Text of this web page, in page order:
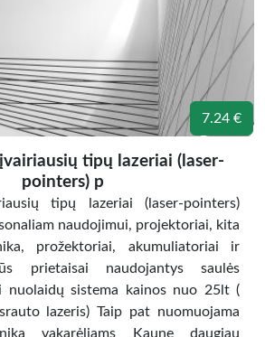
7.24 €
tipų lazeriai (laser-
pointers) p
tipų lazeriai (laser-pointers)
naudojimui, projektoriai, kita
prožektoriai, akumuliatoriai ir
prietaisai naudojantys saulės
nuolaidų sistema kainos nuo 25lt (
lazeris) Taip pat nuomuojama
vakarėliams Kaune daugiau